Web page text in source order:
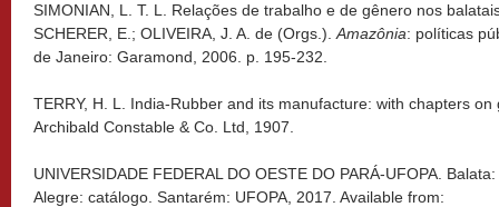
SIMONIAN, L. T. L. Relações de trabalho e de gênero nos
SCHERER, E.; OLIVEIRA, J. A. de (Orgs.). Amazônia: políticas
de Janeiro: Garamond, 2006. p. 195-232.
TERRY, H. L. India-Rubber and its manufacture: with chapters
Archibald Constable & Co. Ltd, 1907.
UNIVERSIDADE FEDERAL DO OESTE DO PARÁ-UFOPA.
Alegre: catálogo. Santarém: UFOPA, 2017. Available from: